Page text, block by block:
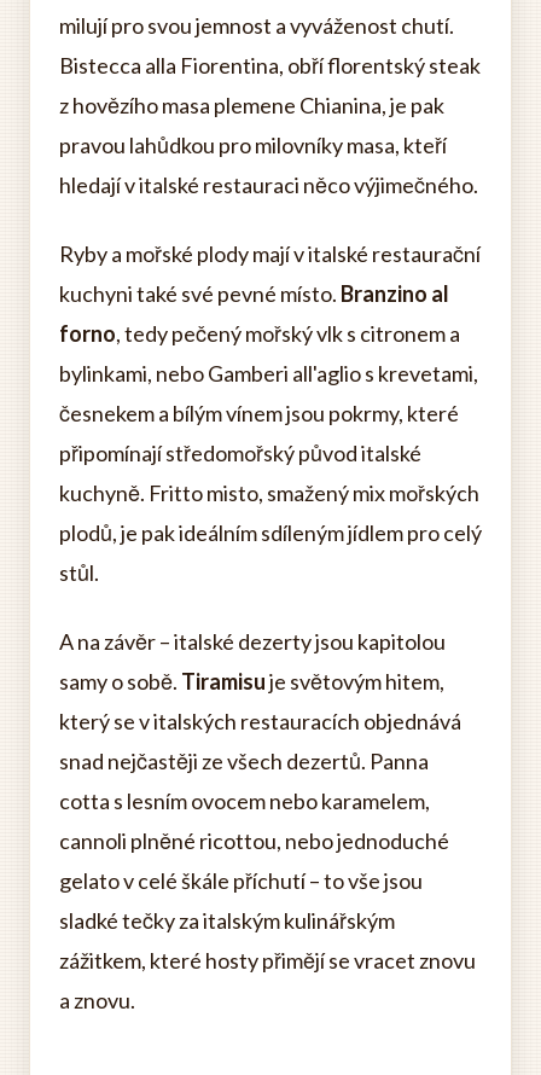
milují pro svou jemnost a vyváženost chutí.
Bistecca alla Fiorentina, obří florentský steak
z hovězího masa plemene Chianina, je pak
pravou lahůdkou pro milovníky masa, kteří
hledají v italské restauraci něco výjimečného.
Ryby a mořské plody mají v italské restaurační
kuchyni také své pevné místo. Branzino al
forno, tedy pečený mořský vlk s citronem a
bylinkami, nebo Gamberi all'aglio s krevetami,
česnekem a bílým vínem jsou pokrmy, které
připomínají středomořský původ italské
kuchyně. Fritto misto, smažený mix mořských
plodů, je pak ideálním sdíleným jídlem pro celý
stůl.
A na závěr – italské dezerty jsou kapitolou
samy o sobě. Tiramisuje světovým hitem,
který se v italských restauracích objednává
snad nejčastěji ze všech dezertů. Panna
cotta s lesním ovocem nebo karamelem,
cannoli plněné ricottou, nebo jednoduché
gelato v celé škále příchutí – to vše jsou
sladké tečky za italským kulinářským
zážitkem, které hosty přimějí se vracet znovu
a znovu.